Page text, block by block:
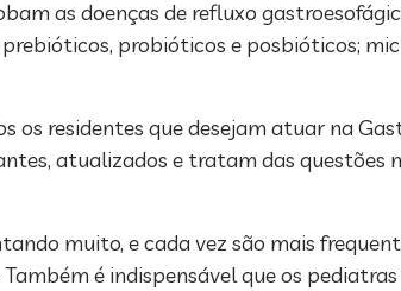
as doenças de refluxo
probióticos e posbióticos;
os residentes que desejam atuar na
atualizados e tratam das questões
muito, e cada vez são mais
é indispensável que os